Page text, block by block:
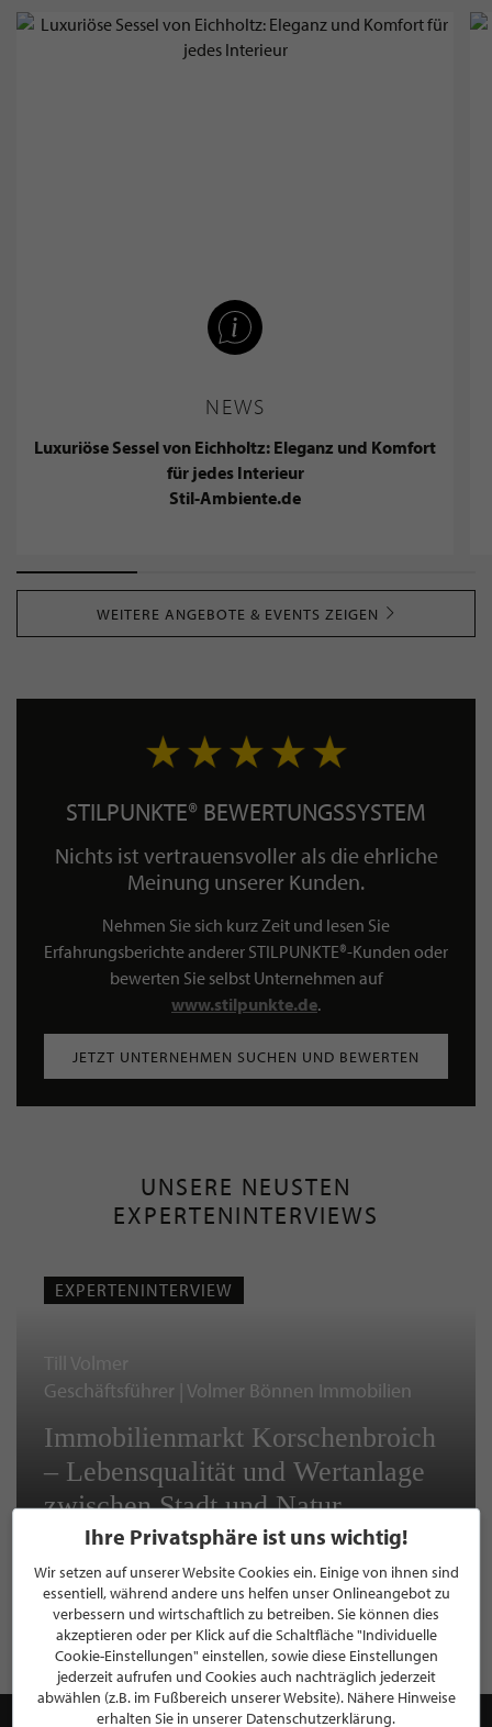
NEWS
Luxuriöse Sessel von Eichholtz: Eleganz und Komfort
für jedes Interieur
Stil-Ambiente.de
WEITERE ANGEBOTE & EVENTS ZEIGEN
STILPUNKTE® BEWERTUNGSSYSTEM
Nichts ist vertrauensvoller als die ehrliche
Meinung unserer Kunden.
Nehmen Sie sich kurz Zeit und lesen Sie
Erfahrungsberichte anderer STILPUNKTE®-Kunden oder
bewerten Sie selbst Unternehmen auf
www.stilpunkte.de.
JETZT UNTERNEHMEN SUCHEN UND BEWERTEN
UNSERE NEUSTEN
EXPERTENINTERVIEWS
EXPERTENINTERVIEW
Till Volmer
Geschäftsführer | Volmer Bönnen Immobilien
Immobilienmarkt Korschenbroich
– Lebensqualität und Wertanlage
zwischen Stadt und Natur
WEITERE EXPERTENINTERVIEWS LESEN
Ihre Privatsphäre ist uns wichtig!
Wir setzen auf unserer Website Cookies ein. Einige von ihnen sind
essentiell, während andere uns helfen unser Onlineangebot zu
verbessern und wirtschaftlich zu betreiben. Sie können dies
akzeptieren oder per Klick auf die Schaltfläche "Individuelle
Cookie-Einstellungen" einstellen, sowie diese Einstellungen
jederzeit aufrufen und Cookies auch nachträglich jederzeit
abwählen (z.B. im Fußbereich unserer Website). Nähere Hinweise
erhalten Sie in unserer Datenschutzerklärung.